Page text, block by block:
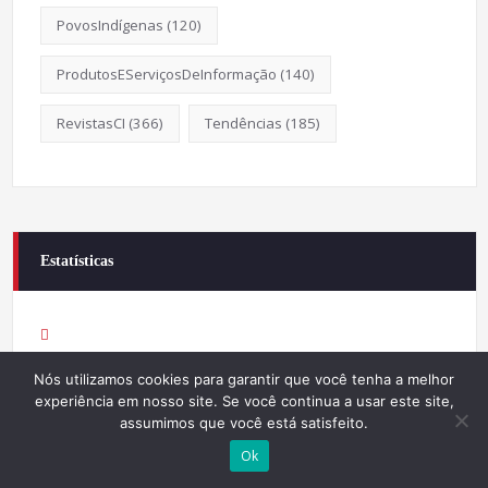
PovosIndígenas (120)
ProdutosEServiçosDeInformação (140)
RevistasCI (366) Tendências (185)
Estatísticas
0
Nós utilizamos cookies para garantir que você tenha a melhor
experiência em nosso site. Se você continua a usar este site,
assumimos que você está satisfeito.
Ok